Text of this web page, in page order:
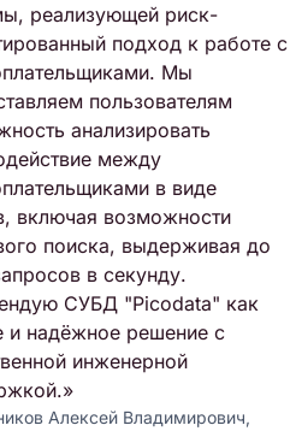
реализующей риск-
подход к работе с
Мы
пользователям
анализировать
между
в виде
включая возможности
поиска, выдерживая до
в секунду.
СУБД "Picodata" как
и надёжное решение с
инженерной
Алексей Владимирович,